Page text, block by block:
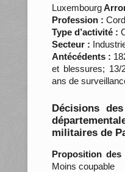
Luxembourg
Profession :
Type d’activité :
Secteur :
Antécédents :
et blessures;
ans de
Décisions
militaires de
Proposition
Moins coupable